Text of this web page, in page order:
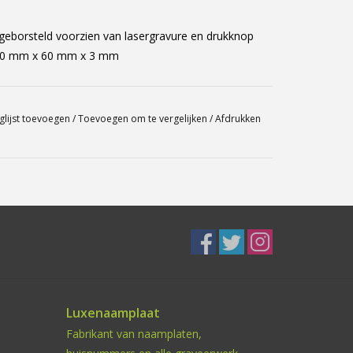
voorzien van lasergravure en drukknop
mm x 60 mm x 3 mm
toevoegen /Toevoegen om te vergelijken /Afdrukken
Luxenaamplaat
Fabrikant van naamplaten,